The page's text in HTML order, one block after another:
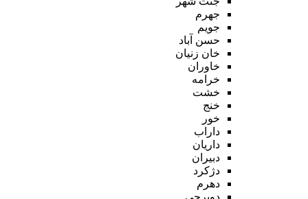
جهرم
جویم
حسن آباد
خان زنیان
خاوران
خرامه
خشت
خنج
خور
داراب
داریان
دبیران
دژکرد
دهرم
دوبرجی